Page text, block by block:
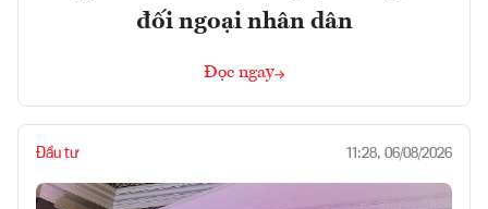
đối ngoại nhân dân
Đọc ngay
Đầu tư 11:28, 06/08/2026